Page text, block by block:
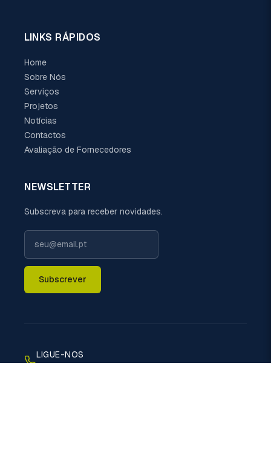
LINKS RÁPIDOS
Home
Sobre Nós
Serviços
Projetos
Notícias
Contactos
Avaliação de Fornecedores
NEWSLETTER
Subscreva para receber novidades.
Subscrever
LIGUE-NOS